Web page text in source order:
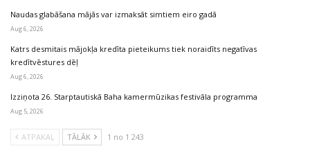
Naudas glabāšana mājās var izmaksāt simtiem eiro gadā
Aug 6, 2026
Katrs desmitais mājokļa kredīta pieteikums tiek noraidīts negatīvas
kredītvēstures dēļ
Aug 6, 2026
Izziņota 26. Starptautiskā Baha kamermūzikas festivāla programma
Aug 5, 2026
ATPAKAĻ TĀLĀK 1 no 1 243